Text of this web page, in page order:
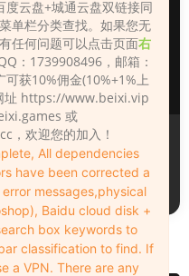
人物（Looks）
Xiaoyu
3天前
度云盘+城通云盘双链接同
单栏分类查找。如果您无
任何问题可以点击页面右
：1739908496，邮箱：
可获10%佣金(10%+1%上
址 https://www.beixi.vip
或
欢迎您的加入！
All dependencies
have been corrected a
messages,physical
Baidu cloud disk +
box keywords to
classification to find. If
a VPN. There are any